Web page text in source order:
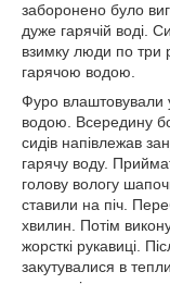
заборонено було
дуже гарячій воді.
взимку люди по три
гарячою водою.
Фуро влаштовували
водою. Всередину
сидів напівлежав
гарячу воду.
голову вологу
ставили на піч.
хвилин. Потім
жорсткі рукавиці.
закутувалися в